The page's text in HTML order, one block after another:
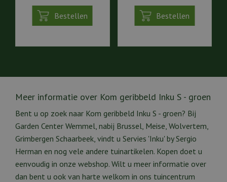
Bestellen Bestellen
Meer informatie over Kom geribbeld Inku S - groen
Bent u op zoek naar Kom geribbeld Inku S - groen? Bij
Garden Center Wemmel, nabij Brussel, Meise, Wolvertem,
Grimbergen Schaarbeek, vindt u Servies 'Inku' by Sergio
Herman en nog vele andere tuinartikelen. Kopen doet u
eenvoudig in onze webshop. Wilt u meer informatie over
dan bent u ook van harte welkom in ons tuincentrum